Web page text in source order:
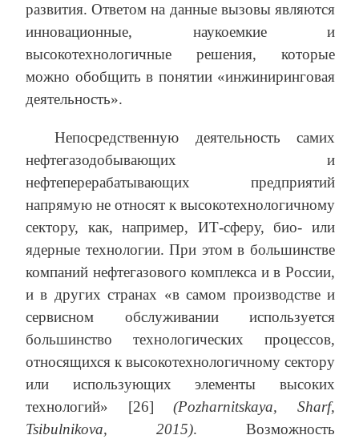
развития. Ответом на данные вызовы являются
инновационные, наукоемкие и
высокотехнологичные решения, которые
можно обобщить в понятии «инжиниринговая
деятельность».
Непосредственную деятельность самих
нефтегазодобывающих и
нефтеперерабатывающих предприятий
напрямую не относят к высокотехнологичному
сектору, как, например, ИТ-сферу, био- или
ядерные технологии. При этом в большинстве
компаний нефтегазового комплекса и в России,
и в других странах «в самом производстве и
сервисном обслуживании используется
большинство технологических процессов,
относящихся к высокотехнологичному сектору
или использующих элементы высоких
технологий» [26](Pozharnitskaya, Sharf,
Tsibulnikova, 2015). Возможность